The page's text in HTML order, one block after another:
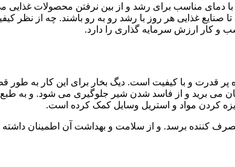
دمای مناسب برای رشد و از بین نرفتن محصولات غذایی
تا صنایع غذایی هر روز با رشد رو به رو باشند. چه از نظر
و کار ارزش سرمایه گذاری را دارد.
پر قدرت و با کیفیت است. دیگ بخار برای این کار به
می برید و از فاسد شدن شیر جلوگیری می شود. و به
کردن مواد و استریل وسایل کمک کرده است.
برسد. و از سلامت و بهداشت آن اطمینان داشته